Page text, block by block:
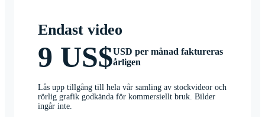
Endast video
9 US$USD per månad faktureras
årligen
Lås upp tillgång till hela vår samling av stockvideor och
rörlig grafik godkända för kommersiellt bruk. Bilder
ingår inte.